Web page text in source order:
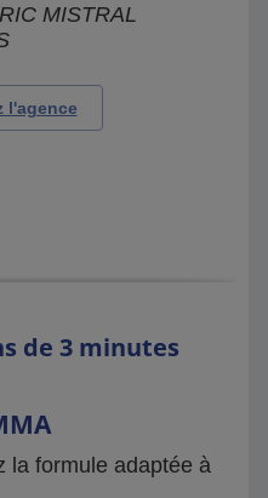
MISTRAL
l'agence
de 3 minutes
la formule adaptée à